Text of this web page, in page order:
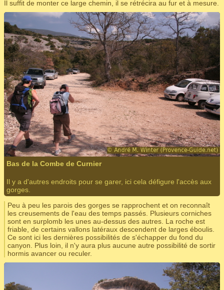
Il suffit de monter ce large chemin, il se rétrécira au fur et à mesure.
Bas de la Combe de Curnier
Il y a d'autres endroits pour se garer, ici cela défigure l'accès aux
gorges.
Peu à peu les parois des gorges se rapprochent et on reconnaît
les creusements de l'eau des temps passés. Plusieurs corniches
sont en surplomb les unes au-dessus des autres. La roche est
friable, de certains vallons latéraux descendent de larges éboulis.
Ce sont ici les dernières possibilités de s'échapper du fond du
canyon. Plus loin, il n'y aura plus aucune autre possibilité de sortir
hormis avancer ou reculer.